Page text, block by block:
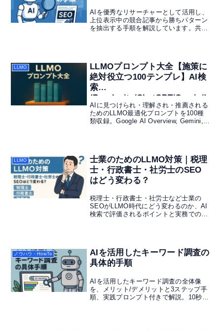
AIを優秀なリサーチャーとして活用し、
上位表示中の競合記事から勝ちパターン
を抽出する手順を解説しています。共通
LLMO
LLMOプロンプト大全【施策に
絶対役立つ100テンプレ】AI検
索
(Perplexity/ChatGPT/Gemini)
で競合に勝つための決定版
AIに見つけられ・理解され・推薦される
ためのLLMO最適化プロンプトを100種
類収録。Google AI Overview, Gemini,
LLMO
士業のためのLLMO対策｜税理
士・行政書士・社労士のSEO
はどう変わる？
税理士・行政書士・社労士など士業の
SEOがLLMO時代にどう変わるのか、AI
検索で評価されるポイントと実務での対
ノウハウ・HowTo
AIを活用したキーワード調査の
具体的手順
AIを活用したキーワード調査の全体像
を、メリット/デメリットと3ステップ手
順、実践プロンプト付きで解説。10秒で